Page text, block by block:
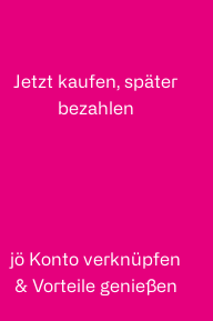
Jetzt kaufen, später
bezahlen
jö Konto verknüpfen
& Vorteile genießen